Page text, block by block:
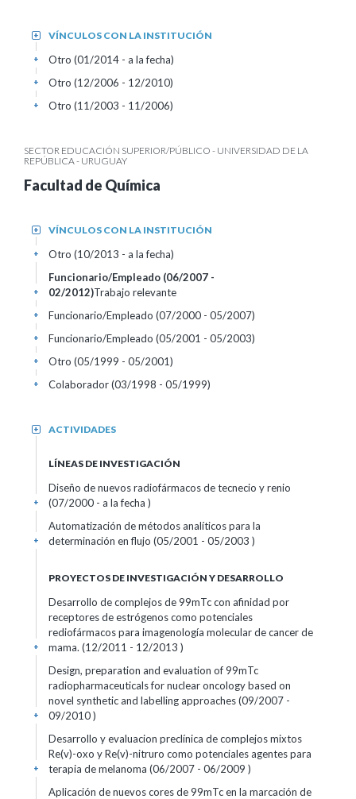
VÍNCULOS CON LA INSTITUCIÓN
+
Otro (01/2014 - a la fecha)
+
Otro (12/2006 - 12/2010)
+
Otro (11/2003 - 11/2006)
+
SECTOR EDUCACIÓN SUPERIOR/PÚBLICO - UNIVERSIDAD DE LA
REPÚBLICA - URUGUAY
Facultad de Química
VÍNCULOS CON LA INSTITUCIÓN
+
Otro (10/2013 - a la fecha)
+
Funcionario/Empleado (06/2007 -
02/2012)Trabajo relevante
+
Funcionario/Empleado (07/2000 - 05/2007)
+
Funcionario/Empleado (05/2001 - 05/2003)
+
Otro (05/1999 - 05/2001)
+
Colaborador (03/1998 - 05/1999)
+
ACTIVIDADES
+
LÍNEAS DE INVESTIGACIÓN
Diseño de nuevos radiofármacos de tecnecio y renio
(07/2000 - a la fecha )
+
Automatización de métodos analíticos para la
determinación en flujo (05/2001 - 05/2003 )
+
PROYECTOS DE INVESTIGACIÓN Y DESARROLLO
Desarrollo de complejos de 99mTc con afinidad por
receptores de estrógenos como potenciales
rediofármacos para imagenología molecular de cancer de
mama. (12/2011 - 12/2013 )
+
Design, preparation and evaluation of 99mTc
radiopharmaceuticals for nuclear oncology based on
novel synthetic and labelling approaches (09/2007 -
09/2010 )
+
Desarrollo y evaluacion preclínica de complejos mixtos
Re(v)-oxo y Re(v)-nitruro como potenciales agentes para
terapia de melanoma (06/2007 - 06/2009 )
+
Aplicación de nuevos cores de 99mTc en la marcación de